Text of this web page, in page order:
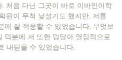
처음 다닌 그곳이 바로 이바인어학
원이 무척 낯설기도 했지만, 저를
에 잘 적응할 수 있었습니다. 무엇보
덕분에 저 또한 덩달아 열정적으로
내딛을 수 있었습니다.